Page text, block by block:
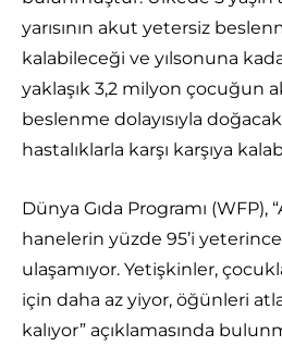
yarısının akut yetersiz
kalabileceği ve yılsonuna
yaklaşık 3,2 milyon çocuğun
beslenme dolayısıyla
hastalıklarla karşı karşıya
Dünya Gıda Programı (WFP),
hanelerin yüzde 95’i
ulaşamıyor. Yetişkinler,
için daha az yiyor, öğünleri
kalıyor” açıklamasında